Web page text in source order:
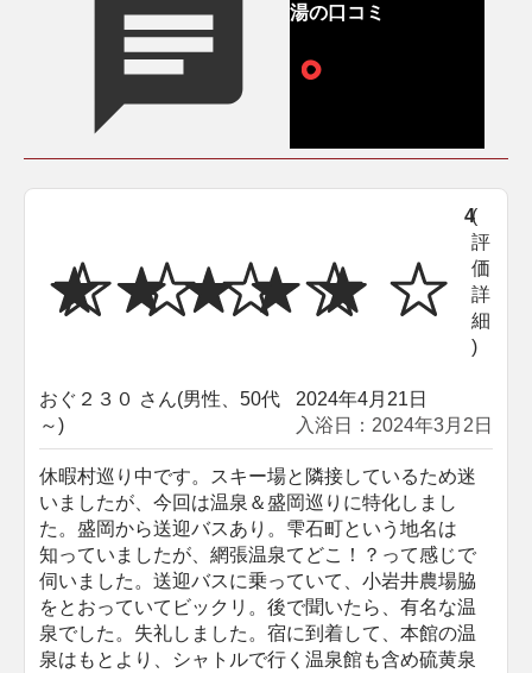
湯の口コミ
4(
評
価
詳
細
)
おぐ２３０ さん(男性、50代
～)
2024年4月21日
入浴日：2024年3月2日
休暇村巡り中です。スキー場と隣接しているため迷
いましたが、今回は温泉＆盛岡巡りに特化しまし
た。盛岡から送迎バスあり。雫石町という地名は
知っていましたが、網張温泉てどこ！？って感じで
伺いました。送迎バスに乗っていて、小岩井農場脇
をとおっていてビックリ。後で聞いたら、有名な温
泉でした。失礼しました。宿に到着して、本館の温
泉はもとより、シャトルで行く温泉館も含め硫黄泉